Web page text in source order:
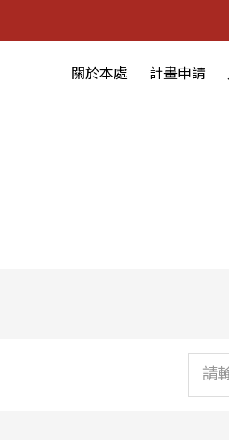
關於本處 計畫申請